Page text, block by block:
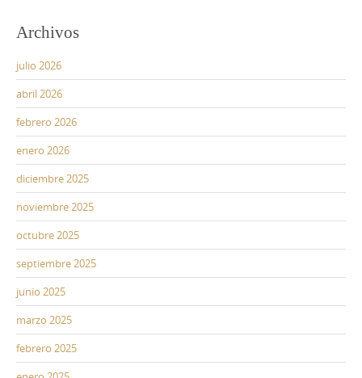
Archivos
julio 2026
abril 2026
febrero 2026
enero 2026
diciembre 2025
noviembre 2025
octubre 2025
septiembre 2025
junio 2025
marzo 2025
febrero 2025